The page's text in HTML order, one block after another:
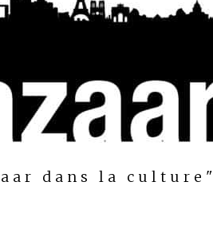
dans la culture"